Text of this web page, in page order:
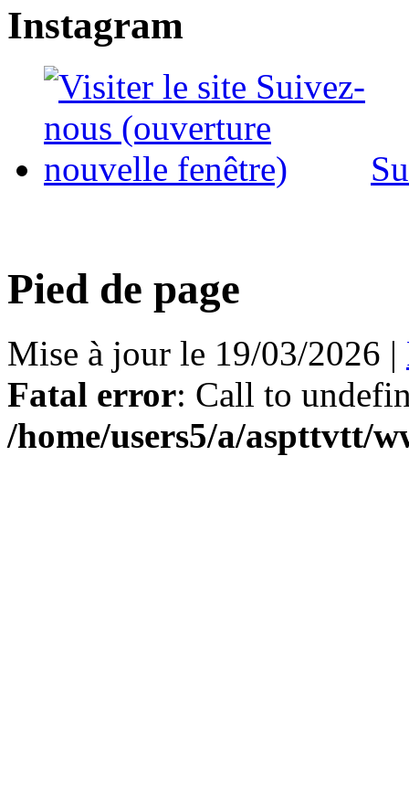
Instagram
Pied de page
Mise à jour le 19/03/2026 |
Fatal error: Call to
/home/users5/a/aspttvtt/